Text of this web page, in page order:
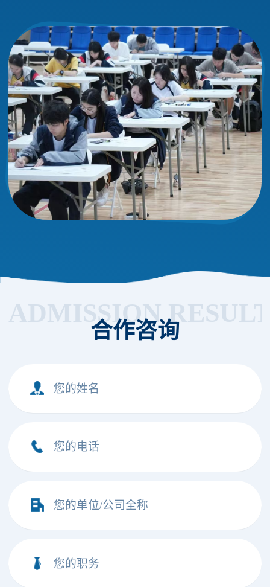
合作咨询
ADMISSION
您的姓名
您的电话
您的单位/公司全称
您的职务